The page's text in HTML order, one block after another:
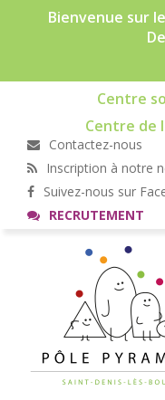
Bienvenue sur
Centre
Centre de
Contactez-nous
Inscription à notre
Suivez-nous sur
RECRUTEMENT